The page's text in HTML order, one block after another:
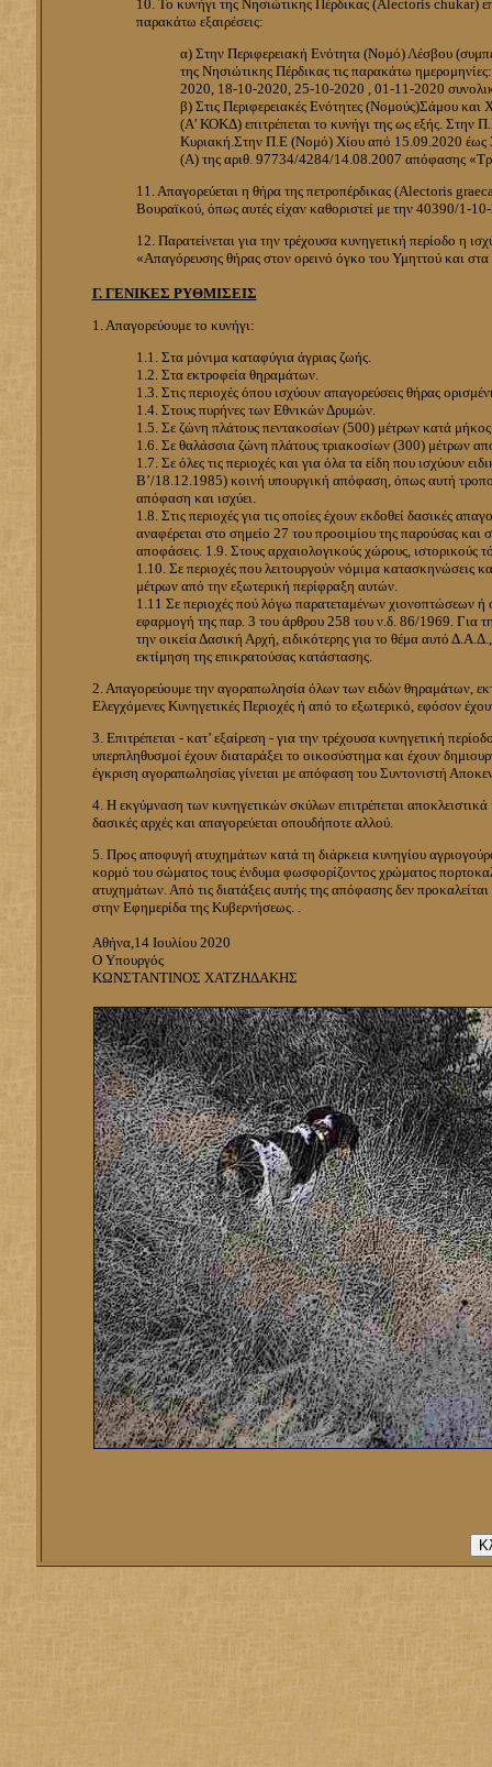
10. Το κυνήγι της Νησιώτικης Πέρδικας (Alectoris chukar)
παρακάτω εξαιρέσεις:
α) Στην Περιφερειακή Ενότητα (Νομό) Λέσβου
της Νησιώτικης Πέρδικας τις παρακάτω
2020, 18-10-2020, 25-10-2020 , 01-11-2020
β) Στις Περιφερειακές Ενότητες (Νομούς)Σάμου
(Α’ ΚΟΚΔ) επιτρέπεται το κυνήγι της ως εξής.
Κυριακή.Στην Π.Ε (Νομό) Χίου από 15.09.2020 έως
(Α) της αριθ. 97734/4284/14.08.2007 απόφασης
11. Απαγορεύεται η θήρα της πετροπέρδικας (Alectoris
Βουραϊκού, όπως αυτές είχαν καθοριστεί με την 40390/
12. Παρατείνεται για την τρέχουσα κυνηγετική περίοδο
«Απαγόρευσης θήρας στον ορεινό όγκο του Υμηττού και
Γ. ΓΕΝΙΚΕΣ ΡΥΘΜΙΣΕΙΣ
1. Απαγορεύουμε το κυνήγι:
1.1. Στα μόνιμα καταφύγια άγριας ζωής.
1.2. Στα εκτροφεία θηραμάτων.
1.3. Στις περιοχές όπου ισχύουν απαγορεύσεις θήρας
1.4. Στους πυρήνες των Εθνικών Δρυμών.
1.5. Σε ζώνη πλάτους πεντακοσίων (500) μέτρων κατά μήκος
1.6. Σε θαλάσσια ζώνη πλάτους τριακοσίων (300) μέτρων από
1.7. Σε όλες τις περιοχές και για όλα τα είδη που
Β’/18.12.1985) κοινή υπουργική απόφαση, όπως αυτή
απόφαση και ισχύει.
1.8. Στις περιοχές για τις οποίες έχουν εκδοθεί δασικές
αναφέρεται στο σημείο 27 του προοιμίου της παρούσας και
αποφάσεις. 1.9. Στους αρχαιολογικούς χώρους, ιστορικούς
1.10. Σε περιοχές που λειτουργούν νόμιμα κατασκηνώσεις
μέτρων από την εξωτερική περίφραξη αυτών.
1.11 Σε περιοχές πού λόγω παρατεταμένων χιονοπτώσεων ή
εφαρμογή της παρ. 3 του άρθρου 258 του ν.δ. 86/1969. Για
την οικεία Δασική Αρχή, ειδικότερης για το θέμα αυτό
εκτίμηση της επικρατούσας κατάστασης.
2. Απαγορεύουμε την αγοραπωλησία όλων των ειδών θηραμάτων,
Ελεγχόμενες Κυνηγετικές Περιοχές ή από το εξωτερικό, εφόσον
3. Επιτρέπεται - κατ’ εξαίρεση - για την τρέχουσα κυνηγετική
υπερπληθυσμοί έχουν διαταράξει το οικοσύστημα και έχουν
έγκριση αγοραπωλησίας γίνεται με απόφαση του Συντονιστή
4. Η εκγύμναση των κυνηγετικών σκύλων επιτρέπεται
δασικές αρχές και απαγορεύεται οπουδήποτε αλλού.
5. Προς αποφυγή ατυχημάτων κατά τη διάρκεια κυνηγίου
κορμό του σώματος τους ένδυμα φωσφορίζοντος χρώματος
ατυχημάτων. Από τις διατάξεις αυτής της απόφασης δεν
στην Εφημερίδα της Κυβερνήσεως. .
Αθήνα,14 Ιουλίου 2020
Ο Υπουργός
ΚΩΝΣΤΑΝΤΙΝΟΣ ΧΑΤΖΗΔΑΚΗΣ